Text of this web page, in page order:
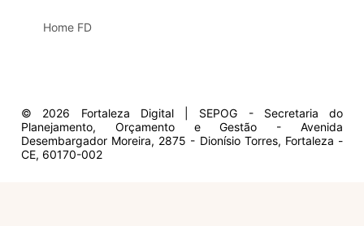
Home FD
© 2026 Fortaleza Digital | SEPOG - Secretaria do
Planejamento, Orçamento e Gestão - Avenida
Desembargador Moreira, 2875 - Dionísio Torres, Fortaleza -
CE, 60170-002